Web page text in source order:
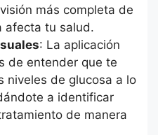
más completa de
afecta tu salud.
: La aplicación
de entender que te
niveles de glucosa a lo
a identificar
de manera